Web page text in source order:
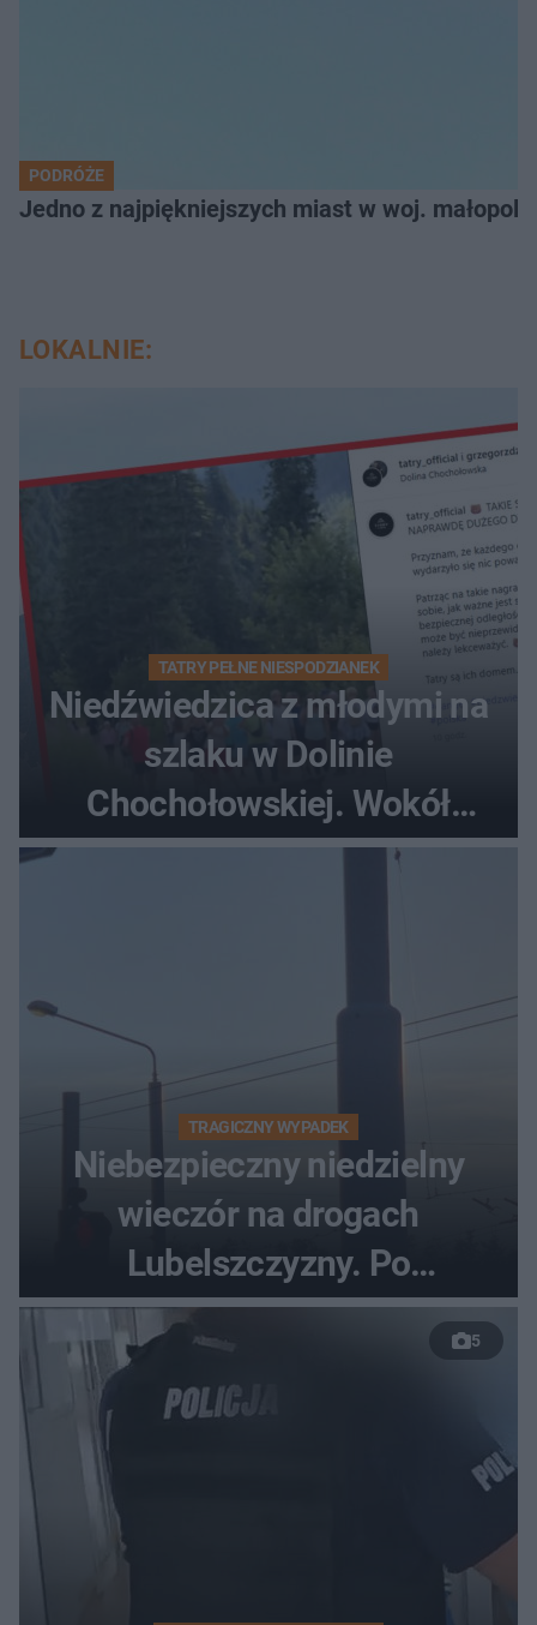
PODRÓŻE
Jedno z najpiękniejszych miast w woj.
LOKALNIE:
TATRY PEŁNE NIESPODZIANEK
Niedźwiedzica z młodymi na
szlaku w Dolinie
Chochołowskiej. Wokół
TRAGICZNY WYPADEK
Niebezpieczny niedzielny
wieczór na drogach
Lubelszczyzny. Po
nieudanym manewrze
wyprzedzania zginął
kierowca auta
5